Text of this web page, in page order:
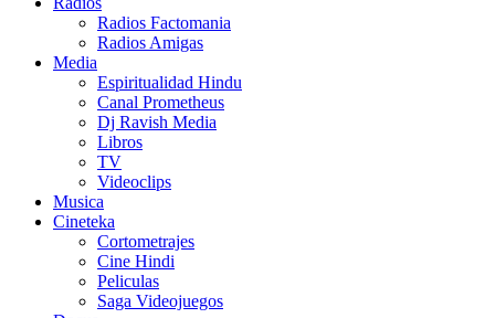
Radios Factomania
Radios Amigas
Media
Espiritualidad Hindu
Canal Prometheus
Dj Ravish Media
Libros
TV
Videoclips
Musica
Cineteka
Cortometrajes
Cine Hindi
Peliculas
Saga Videojuegos